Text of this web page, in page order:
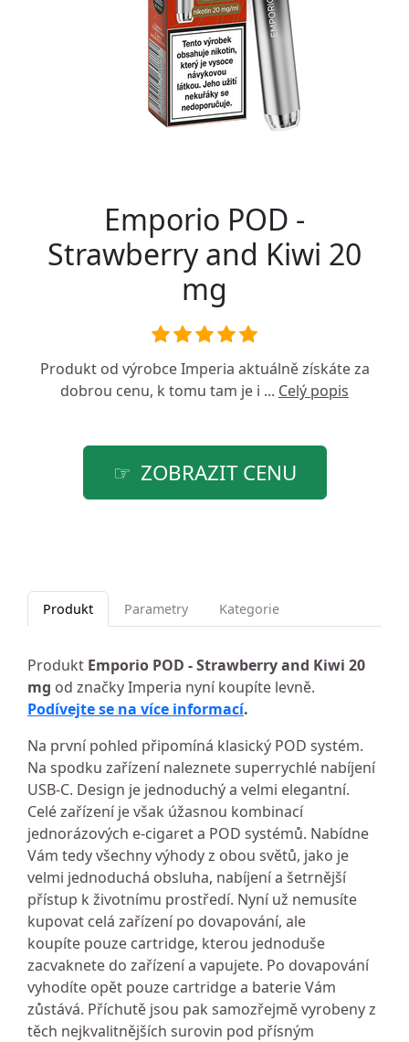
Emporio POD -
Strawberry and Kiwi 20
mg
Produkt od výrobceImperia aktuálně získáte za
dobrou cenu, k tomu tam je i ... Celý popis
ZOBRAZIT CENU
Produkt Parametry Kategorie
Produkt Emporio POD - Strawberry and Kiwi 20
mg od značky Imperia nyní koupíte levně.
Podívejte se na více informací.
Na první pohled připomíná klasický POD systém.
Na spodku zařízení naleznete superrychlé nabíjení
USB-C. Design je jednoduchý a velmi elegantní.
Celé zařízení je však úžasnou kombinací
jednorázových e-cigaret a POD systémů. Nabídne
Vám tedy všechny výhody z obou světů, jako je
velmi jednoduchá obsluha, nabíjení a šetrnější
přístup k životnímu prostředí. Nyní už nemusíte
kupovat celá zařízení po dovapování, ale
koupíte pouze cartridge, kterou jednoduše
zacvaknete do zařízení a vapujete. Po dovapování
vyhodíte opět pouze cartridge a baterie Vám
zůstává. Příchutě jsou pak samozřejmě vyrobeny z
těch nejkvalitnějších surovin pod přísným